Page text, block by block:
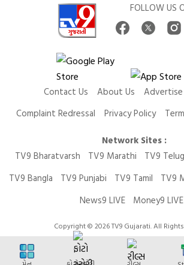
FOLLOW US
Contact Us About Us
Complaint Redressal
Privacy Policy
Network Sites :
TV9 Bharatvarsh
TV9 Marathi TV9
TV9 Bangla
TV9 Punjabi TV9 Tamil TV9
News9 LIVE
Money9 LIVE
Copyright © 2026 TV9 Gujarati. All Rights